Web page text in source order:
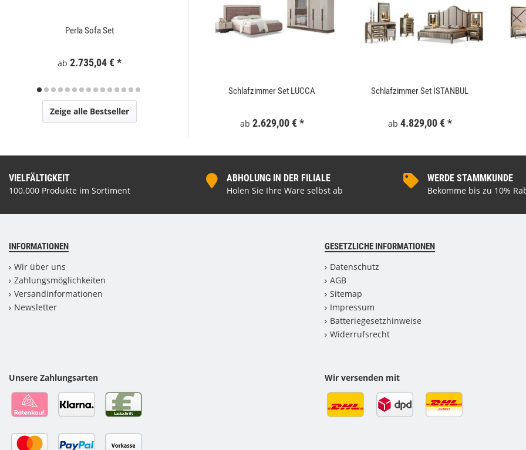
Mostar Sofa Set
ab2.729,00 €
Schlafzimmer Set LUCCA
ab 2.629,00 € *
Schlafzimmer Set ISTANBUL
ab 4.829,00 € *
Perla Sofa Set
ab 2.735,04 €*
Zaunelement WPC 180x186 cm Schwarz
WallArt 3D-Wandpaneele Tetris 12 Stk. GA-
WA16
Zeige alle Bestseller
VIELFÄLTIGKEIT
100.000 Produkte im Sortiment
ABHOLUNG IN DER FILIALE
Holen Sie Ihre Ware selbst ab
WERDE STAMMKUNDE
Bekomme bis zu 10%
INFORMATIONEN
Wir über uns
Zahlungsmöglichkeiten
Versandinformationen
Newsletter
GESETZLICHE INFORMATIONEN
Datenschutz
AGB
Sitemap
Impressum
Batteriegesetzhinweise
Widerrufsrecht
Unsere Zahlungsarten Wir versenden mit